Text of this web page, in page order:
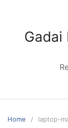
contentGadai
Home laptop-